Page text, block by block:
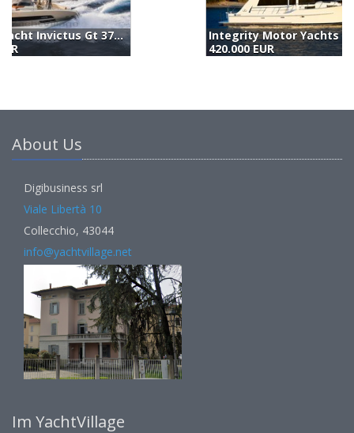
Integrity Motor Yachts Integrity 380 Fly (2023)
420.000 EUR
About Us
Digibusiness srl
Viale Libertà 10
Collecchio, 43044
info@yachtvillage.net
Im YachtVillage